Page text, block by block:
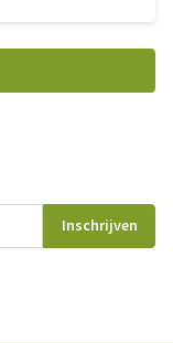
Inschrijven